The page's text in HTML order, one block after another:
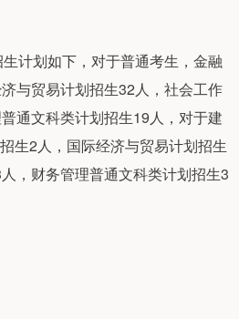
计划如下，对于普通考生，金融
与贸易计划招生32人，社会工作
通文科类计划招生19人，对于建
生2人，国际经济与贸易计划招生
，财务管理普通文科类计划招生3